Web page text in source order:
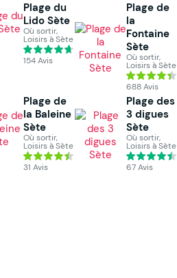
Plage du
Lido Sète
Où sortir,
Loisirs à Sète
154 Avis
Plage de
la
Fontaine
Sète
Où sortir,
Loisirs à Sète
688 Avis
Plage de
la Baleine
Sète
Où sortir,
Loisirs à Sète
31 Avis
Plage des
3 digues
Sète
Où sortir,
Loisirs à Sète
67 Avis